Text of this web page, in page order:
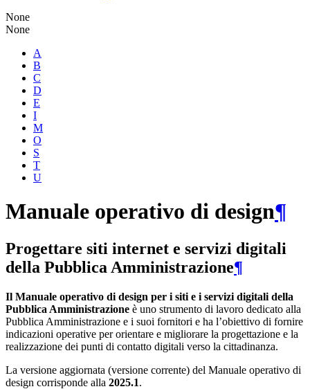
None
None
A
B
C
D
E
I
M
O
S
T
U
Manuale operativo di design¶
Progettare siti internet e servizi digitali
della Pubblica Amministrazione¶
Il Manuale operativo di design per i siti e i servizi digitali della
Pubblica Amministrazione è uno strumento di lavoro dedicato alla
Pubblica Amministrazione e i suoi fornitori e ha l’obiettivo di fornire
indicazioni operative per orientare e migliorare la progettazione e la
realizzazione dei punti di contatto digitali verso la cittadinanza.
La versione aggiornata (versione corrente) del Manuale operativo di
design corrisponde alla 2025.1.